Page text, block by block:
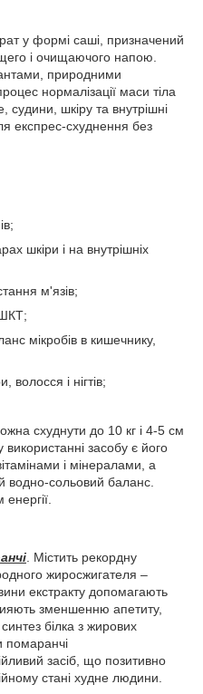
у формі саші, призначений
і очищаючого напою.
природними
нормалізації маси тіла
шкіру та внутрішні
експрес-схуднення без
шкіри і на внутрішніх
м'язів;
мікробів в кишечнику,
волосся і нігтів;
схуднути до 10 кг і 4-5 см
засобу є його
і мінералами, а
водно-сольовий баланс.
. Містить рекордну
жиросжигателя –
екстракту допомагають
зменшенню апетиту,
білка з жирових
помаранчі
засіб, що позитивно
стані худне людини.